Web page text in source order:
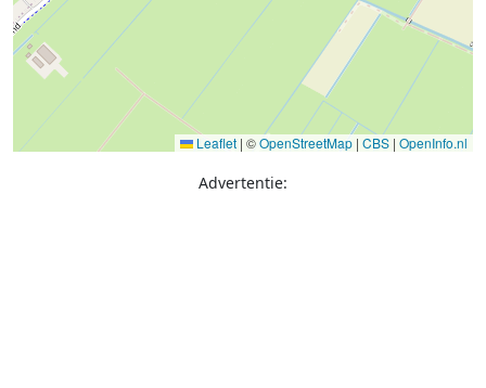
Leaflet | ©OpenStreetMap | CBS | OpenInfo.nl
Advertentie: